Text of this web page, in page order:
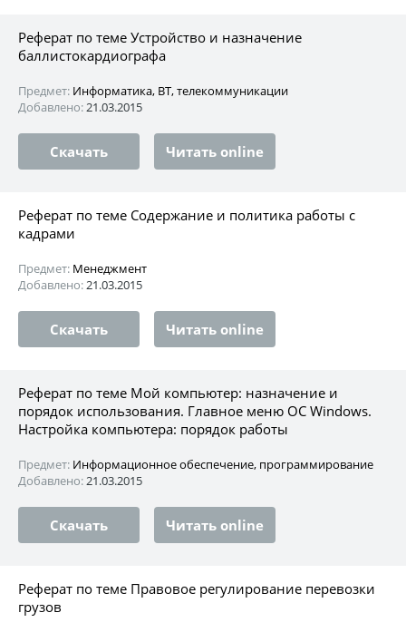
Реферат по теме Устройство и назначение
баллистокардиографа
Предмет: Информатика, ВТ, телекоммуникации
Добавлено:21.03.2015
Скачать Читать online
Реферат по теме Содержание и политика работы с
кадрами
Предмет: Менеджмент
Добавлено:21.03.2015
Скачать Читать online
Реферат по теме Мой компьютер: назначение и
порядок использования. Главное меню ОС Windows.
Настройка компьютера: порядок работы
Предмет: Информационное обеспечение, программирование
Добавлено:21.03.2015
Скачать Читать online
Реферат по теме Правовое регулирование перевозки
грузов